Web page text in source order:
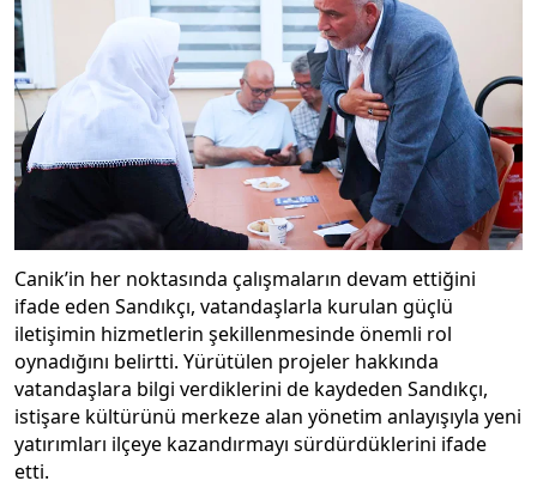
Canik’in her noktasında çalışmaların devam ettiğini
ifade eden Sandıkçı, vatandaşlarla kurulan güçlü
iletişimin hizmetlerin şekillenmesinde önemli rol
oynadığını belirtti. Yürütülen projeler hakkında
vatandaşlara bilgi verdiklerini de kaydeden Sandıkçı,
istişare kültürünü merkeze alan yönetim anlayışıyla yeni
yatırımları ilçeye kazandırmayı sürdürdüklerini ifade
etti.